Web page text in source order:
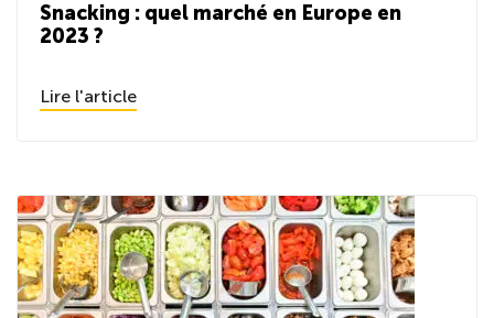
Snacking : quel marché en Europe en
2023 ?
Lire l'article